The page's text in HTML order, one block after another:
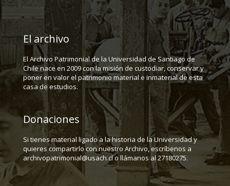
El archivo
El Archivo Patrimonial de la Universidad de Santiago de
Chile nace en 2009 con la misión de custodiar, conservar y
poner en valor el patrimonio material e inmaterial de esta
casa de estudios.
Donaciones
Si tienes material ligado a la historia de la Universidad y
quieres compartirlo con nuestro Archivo, escríbenos a
archivopatrimonial@usach.cl o llámanos al 27180275.